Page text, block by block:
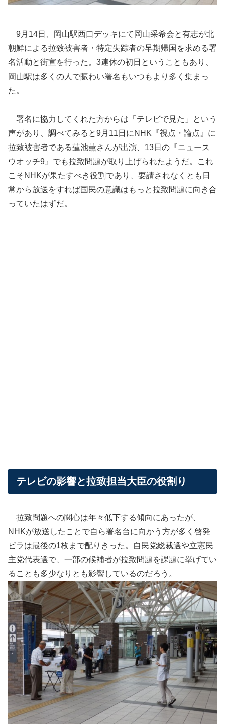
9月14日、岡山駅西口デッキにて岡山采希会と有志が北
朝鮮による拉致被害者・特定失踪者の早期帰国を求める署
名活動と街宣を行った。3連休の初日ということもあり、
岡山駅は多くの人で賑わい署名もいつもより多く集まっ
た。
署名に協力してくれた方からは「テレビで見た」という
声があり、調べてみると9月11日にNHK『視点・論点』に
拉致被害者である蓮池薫さんが出演、13日の『ニュース
ウオッチ9』でも拉致問題が取り上げられたようだ。これ
こそNHKが果たすべき役割であり、要請されなくとも日
常から放送をすれば国民の意識はもっと拉致問題に向き合
っていたはずだ。
テレビの影響と拉致担当大臣の役割り
拉致問題への関心は年々低下する傾向にあったが、
NHKが放送したことで自ら署名台に向かう方が多く啓発
ビラは最後の1枚まで配りきった。自民党総裁選や立憲民
主党代表選で、一部の候補者が拉致問題を課題に挙げてい
ることも多少なりとも影響しているのだろう。